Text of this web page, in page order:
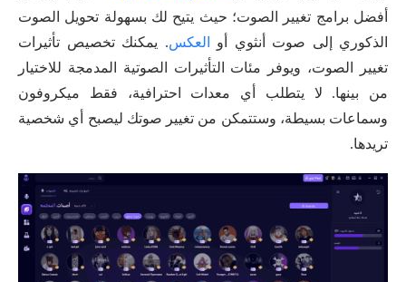
أفضل برامج تغيير الصوت؛ حيث يتيح لك بسهولة تحويل الصوت
الذكوري إلى صوت أنثوي أو
العكس. يمكنك تخصيص تأثيرات
تغيير الصوت، ويوفر مئات التأثيرات الصوتية المدمجة للاختيار
من بينها. لا يتطلب أي معدات احترافية، فقط ميكروفون
وسماعات بسيطة، وستتمكن من تغيير صوتك ليصبح أي شخصية
تريدها.